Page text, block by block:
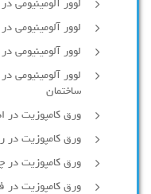
لوور آلومینیومی
لوور آلومینیومی
لوور آلومينيومي
لوور آلومینیومی
ساختمان
ورق کامپوزیت در
ورق کامپوزیت در
ورق کامپوزیت در
ورق کامپوزیت در